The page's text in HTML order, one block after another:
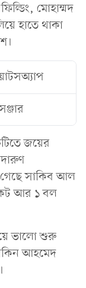
মোহাম্মদ
হাতে থাকা
জয়ের
গেছে সাকিব আল
আর ১ বল
ভালো শুরু
আহমেদ